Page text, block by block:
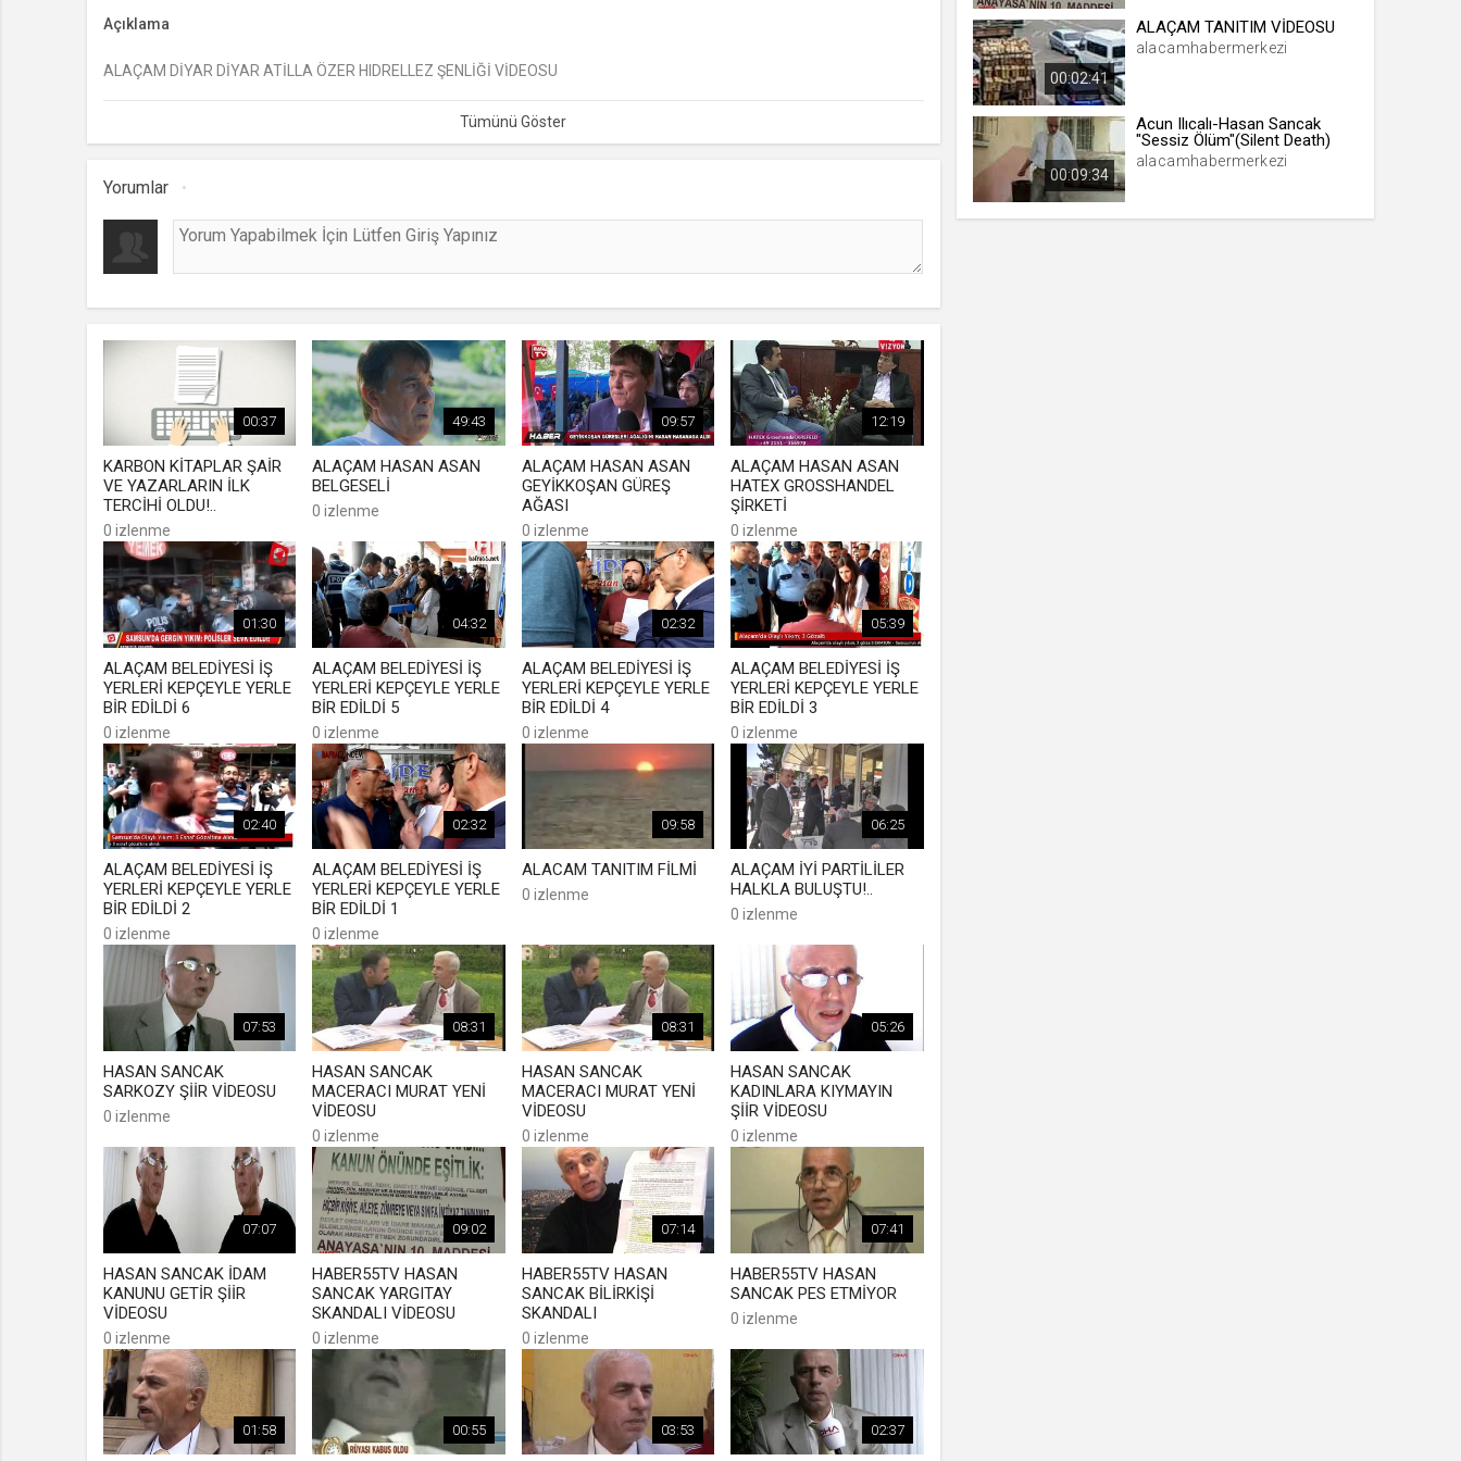
Açıklama
ALAÇAM DİYAR DİYAR ATİLLA ÖZER HIDRELLEZ ŞENLİĞİ VİDEOSU
Yorumlar
00:37
KARBON KİTAPLAR ŞAİR
VE YAZARLARIN İLK
TERCİHİ OLDU!..
0 izlenme
49:43
ALAÇAM HASAN ASAN
BELGESELİ
0 izlenme
09:57
ALAÇAM HASAN ASAN
GEYİKKOŞAN GÜREŞ
AĞASI
0 izlenme
12:19
ALAÇAM HASAN ASAN
HATEX GROSSHANDEL
ŞİRKETİ
0 izlenme
01:30
ALAÇAM BELEDİYESİ İŞ
YERLERİ KEPÇEYLE YERLE
BİR EDİLDİ 6
0 izlenme
04:32
ALAÇAM BELEDİYESİ İŞ
YERLERİ KEPÇEYLE YERLE
BİR EDİLDİ 5
0 izlenme
02:32
ALAÇAM BELEDİYESİ İŞ
YERLERİ KEPÇEYLE YERLE
BİR EDİLDİ 4
0 izlenme
05:39
ALAÇAM BELEDİYESİ İŞ
YERLERİ KEPÇEYLE YERLE
BİR EDİLDİ 3
0 izlenme
02:40
ALAÇAM BELEDİYESİ İŞ
YERLERİ KEPÇEYLE YERLE
BİR EDİLDİ 2
0 izlenme
02:32
ALAÇAM BELEDİYESİ İŞ
YERLERİ KEPÇEYLE YERLE
BİR EDİLDİ 1
0 izlenme
09:58
ALACAM TANITIM FİLMİ
0 izlenme
06:25
ALAÇAM İYİ PARTİLİLER
HALKLA BULUŞTU!..
0 izlenme
07:53
HASAN SANCAK
SARKOZY ŞİİR VİDEOSU
0 izlenme
08:31
HASAN SANCAK
MACERACI MURAT YENİ
VİDEOSU
0 izlenme
08:31
HASAN SANCAK
MACERACI MURAT YENİ
VİDEOSU
0 izlenme
05:26
HASAN SANCAK
KADINLARA KIYMAYIN
ŞİİR VİDEOSU
0 izlenme
07:07
HASAN SANCAK İDAM
KANUNU GETİR ŞİİR
VİDEOSU
0 izlenme
09:02
HABER55TV HASAN
SANCAK YARGITAY
SKANDALI VİDEOSU
0 izlenme
07:14
HABER55TV HASAN
SANCAK BİLİRKİŞİ
SKANDALI
0 izlenme
07:41
HABER55TV HASAN
SANCAK PES ETMİYOR
0 izlenme
01:58 00:55 03:53 02:37
00:02:41
ALAÇAM TANITIM VİDEOSU
alacamhabermerkezi
00:09:34
Acun Ilıcalı-Hasan Sancak
"Sessiz Ölüm"(Silent Death)
alacamhabermerkezi